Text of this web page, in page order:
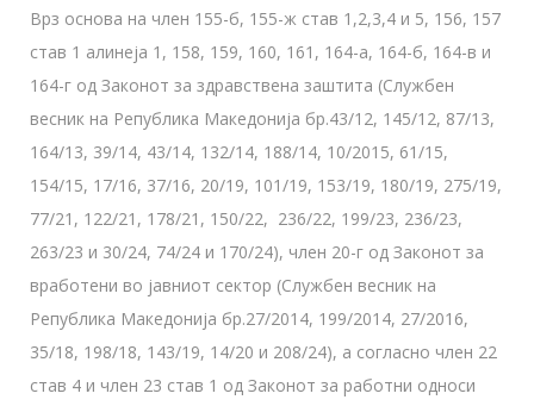
Врз основа на член 155-б, 155-ж став 1,2,3,4 и 5, 156, 157
став 1 алинеја 1, 158, 159, 160, 161, 164-а, 164-б, 164-в и
164-г од Законот за здравствена заштита (Службен
весник на Република Македонија бр.43/12, 145/12, 87/13,
164/13, 39/14, 43/14, 132/14, 188/14, 10/2015, 61/15,
154/15, 17/16, 37/16, 20/19, 101/19, 153/19, 180/19, 275/19,
77/21, 122/21, 178/21, 150/22, 236/22, 199/23, 236/23,
263/23 и 30/24, 74/24 и 170/24), член 20-г од Законот за
вработени во јавниот сектор (Службен весник на
Република Македонија бр.27/2014, 199/2014, 27/2016,
35/18, 198/18, 143/19, 14/20 и 208/24), а согласно член 22
став 4 и член 23 став 1 од Законот за работни односи